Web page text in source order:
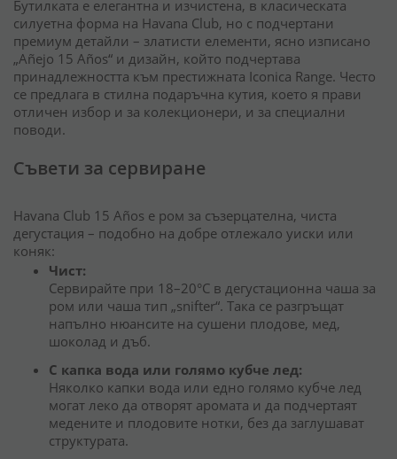
Бутилката е елегантна и изчистена, в класическата
силуетна форма на Havana Club, но с подчертани
премиум детайли – златисти елементи, ясно изписано
„Añejo 15 Años“ и дизайн, който подчертава
принадлежността към престижната Iconica Range. Често
се предлага в стилна подаръчна кутия, което я прави
отличен избор и за колекционери, и за специални
поводи.
Съвети за сервиране
Havana Club 15 Años е ром за съзерцателна, чиста
дегустация – подобно на добре отлежало уиски или
коняк:
Чист:
Сервирайте при 18–20°C в дегустационна чаша за
ром или чаша тип „snifter“. Така се разгръщат
напълно нюансите на сушени плодове, мед,
шоколад и дъб.
С капка вода или голямо кубче лед:
Няколко капки вода или едно голямо кубче лед
могат леко да отворят аромата и да подчертаят
медените и плодовите нотки, без да заглушават
структурата.